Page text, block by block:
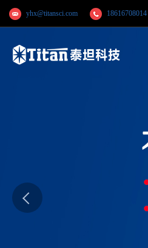
yhx@titansci.com 18616708014